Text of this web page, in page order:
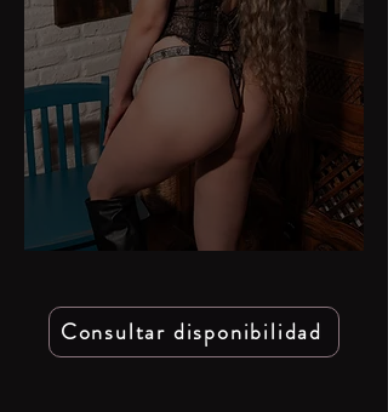
Consultar disponibilidad